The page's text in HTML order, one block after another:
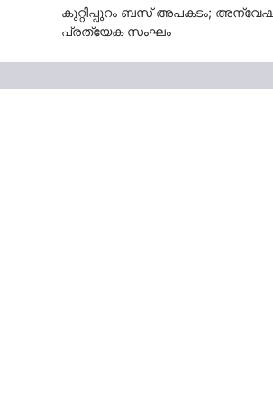
കുറ്റിപ്പുറം ബസ് അപകടം;
പ്രത്യേക സംഘം